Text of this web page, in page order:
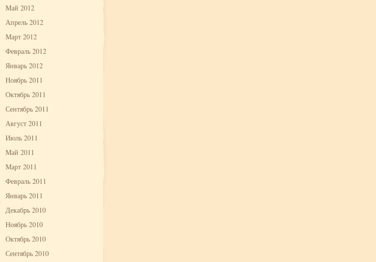
Май 2012
Апрель 2012
Март 2012
Февраль 2012
Январь 2012
Ноябрь 2011
Октябрь 2011
Сентябрь 2011
Август 2011
Июль 2011
Май 2011
Март 2011
Февраль 2011
Январь 2011
Декабрь 2010
Ноябрь 2010
Октябрь 2010
Сентябрь 2010